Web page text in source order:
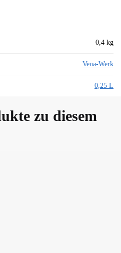
0,4 kg
Vena-Werk
0,25 L
zu diesem